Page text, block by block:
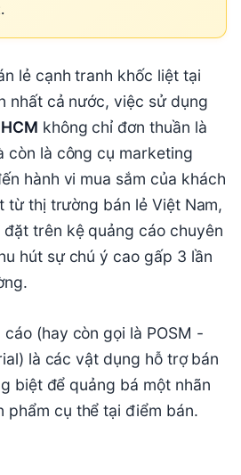
lẻ cạnh tranh khốc liệt tại
nhất cả nước, việc sử dụng
không chỉ đơn thuần là
còn là công cụ marketing
hành vi mua sắm của khách
từ thị trường bán lẻ Việt Nam,
trên kệ quảng cáo chuyên
hút sự chú ý cao gấp 3 lần
(hay còn gọi là POSM -
là các vật dụng hỗ trợ bán
biệt để quảng bá một nhãn
phẩm cụ thể tại điểm bán.